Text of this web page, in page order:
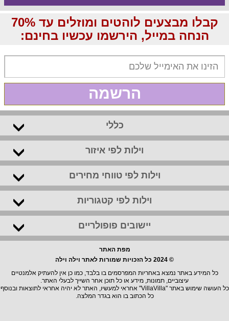
קבלו מבצעים לוהטים ומוזלים עד 70%
הנחה במייל, הירשמו עכשיו בחינם:
הרשמה
כללי
וילות לפי איזור
וילות לפי טווחי מחירים
וילות לפי קטגוריות
יישובים פופולריים
מפת האתר
© 2024 כל הזכויות שמורות לאתר וילה וילה
כל המידע באתר נמצא באחריות המפרסמים בו בלבד, כמו כן אין להעתיק אלמנטיים
עיצוביים, תמונות, מידע או כל תוכן אחר השייך לבעלי האתר.
כל העושה שימוש באתר "VillaVilla" אחראי למעשיו, האתר לא יהיה אחראי לתוצאות ובנוסף
כל הכתוב בו הוא בגדר המלצה.